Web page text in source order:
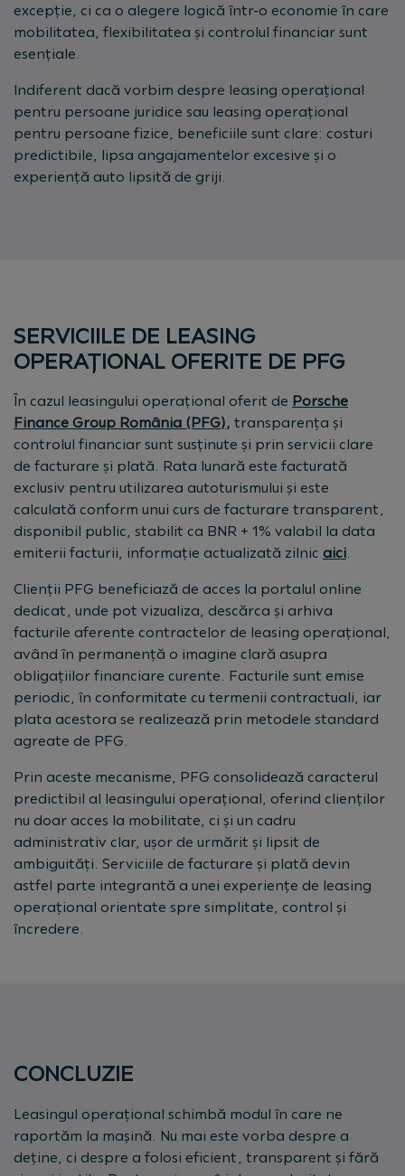
excepție, ci ca o alegere logică într-o economie în care
mobilitatea, flexibilitatea și controlul financiar sunt
esențiale.
Indiferent dacă vorbim despre leasing operațional
pentru persoane juridice sau leasing operațional
pentru persoane fizice, beneficiile sunt clare: costuri
predictibile, lipsa angajamentelor excesive și o
experiență auto lipsită de griji.
SERVICIILE DE LEASING
OPERAȚIONAL OFERITE DE PFG
În cazul leasingului operațional oferit de Porsche
Finance Group România (PFG), transparența și
controlul financiar sunt susținute și prin servicii clare
de facturare și plată. Rata lunară este facturată
exclusiv pentru utilizarea autoturismului și este
calculată conform unui curs de facturare transparent,
disponibil public, stabilit ca BNR + 1% valabil la data
emiterii facturii, informație actualizată zilnic aici.
Clienții PFG beneficiază de acces la portalul online
dedicat, unde pot vizualiza, descărca și arhiva
facturile aferente contractelor de leasing operațional,
având în permanență o imagine clară asupra
obligațiilor financiare curente. Facturile sunt emise
periodic, în conformitate cu termenii contractuali, iar
plata acestora se realizează prin metodele standard
agreate de PFG.
Prin aceste mecanisme, PFG consolidează caracterul
predictibil al leasingului operațional, oferind clienților
nu doar acces la mobilitate, ci și un cadru
administrativ clar, ușor de urmărit și lipsit de
ambiguități. Serviciile de facturare și plată devin
astfel parte integrantă a unei experiențe de leasing
operațional orientate spre simplitate, control și
încredere.
CONCLUZIE
Leasingul operațional schimbă modul în care ne
raportăm la mașină. Nu mai este vorba despre a
deține, ci despre a folosi eficient, transparent și fără